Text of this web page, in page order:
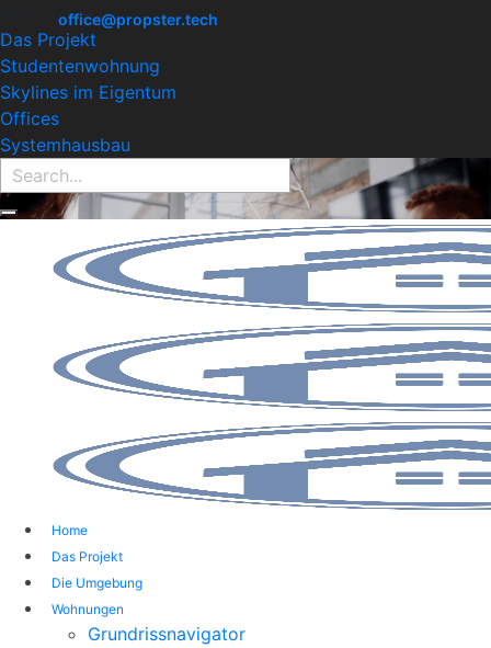
Find Property:
Das Projekt
Studentenwohnung
Skylines im Eigentum
Offices
Systemhausbau
Home
Das Projekt
Die Umgebung
Wohnungen
Grundrissnavigator
office@propster.tech